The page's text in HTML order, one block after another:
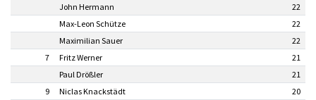
John Hermann
22
Max-Leon Schütze
22
Maximilian Sauer
22
7
Fritz Werner
21
Paul Drößler
21
9
Niclas Knackstädt
20